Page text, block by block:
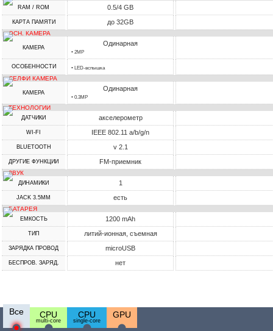
RAM / ROM 0.5/4 GB
КАРТА ПАМЯТИ до 32GB
ОСН. КАМЕРА
КАМЕРА
Одинарная
• 2MP
ОСОБЕННОСТИ • LED-вспышка
СЕЛФИ КАМЕРА
КАМЕРА
Одинарная
• 0.3MP
ТЕХНОЛОГИИ
ДАТЧИКИ акселерометр
WI-FI IEEE 802.11 a/b/g/n
BLUETOOTH v 2.1
ДРУГИЕ ФУНКЦИИ FM-приемник
ЗВУК
ДИНАМИКИ 1
JACK 3.5MM есть
БАТАРЕЯ
ЕМКОСТЬ 1200 mAh
ТИП литий-ионная, съемная
ЗАРЯДКА ПРОВОД microUSB
БЕСПРОВ. ЗАРЯД. нет
Все CPU
multi-core
CPU
single-core
GPU